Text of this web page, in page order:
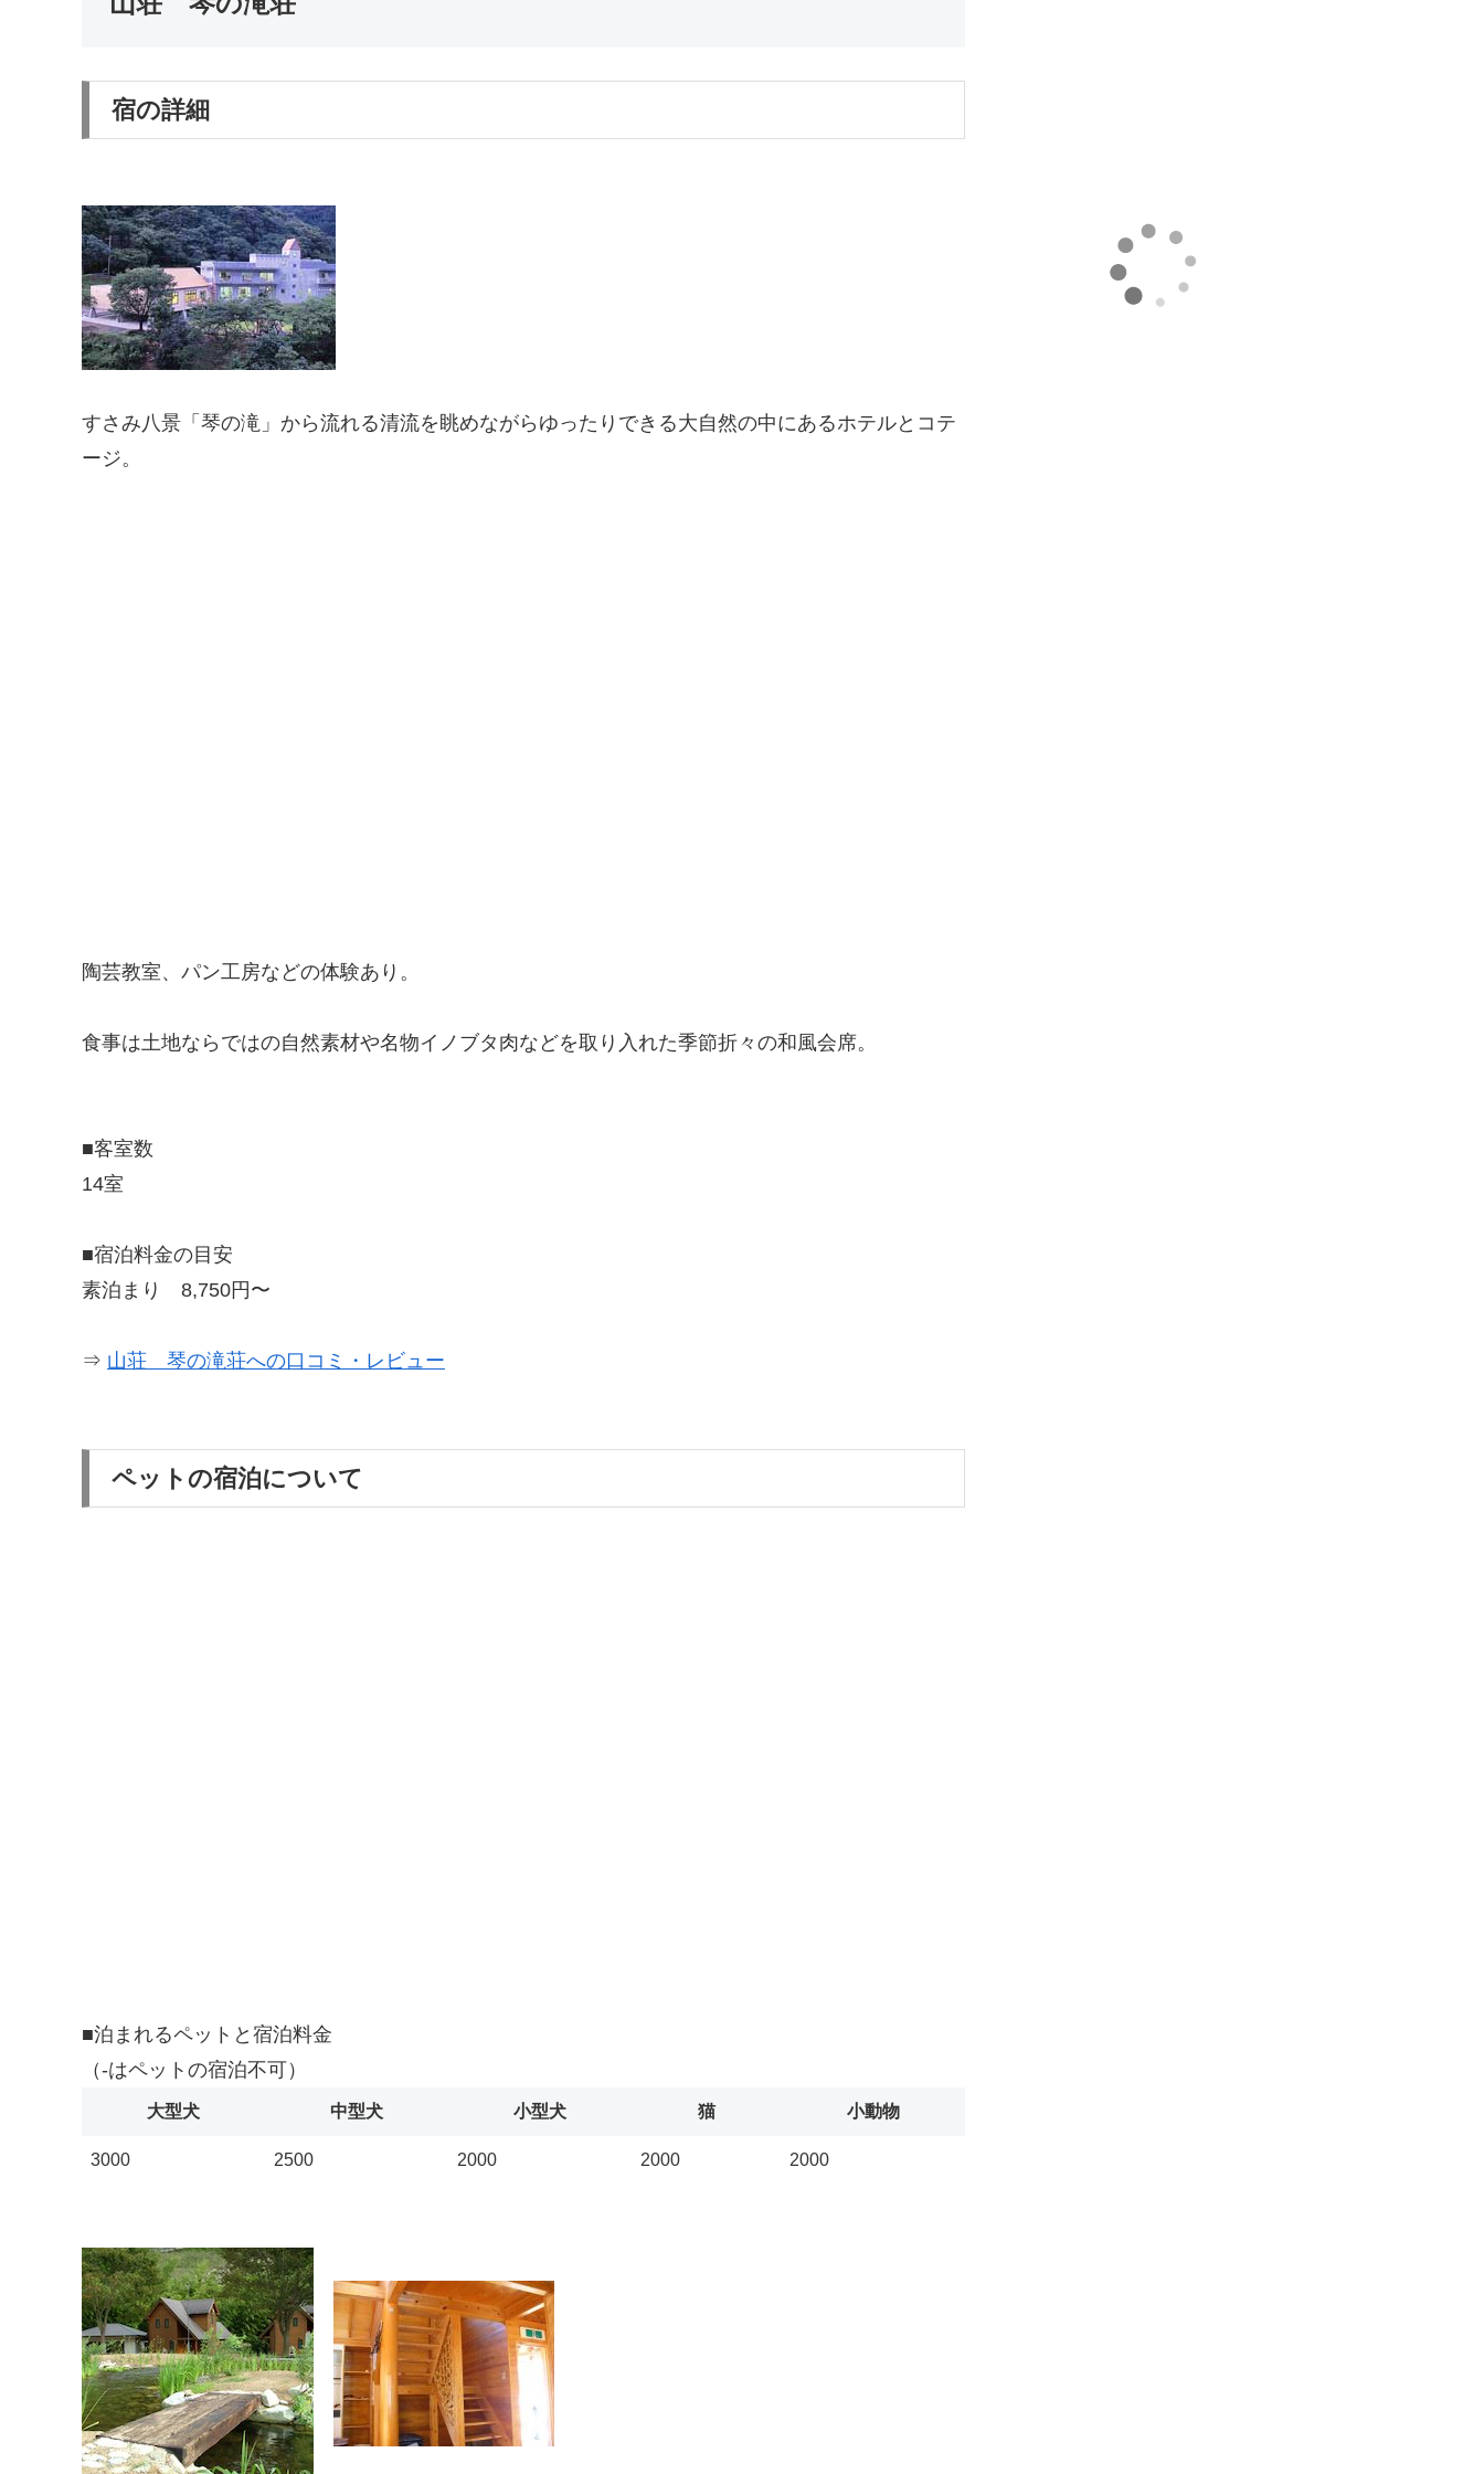
宿の詳細
すさみ八景「琴の滝」から流れる清流を眺めながらゆったりできる大自然の中にあるホテルとコテ
ージ。
陶芸教室、パン工房などの体験あり。
食事は土地ならではの自然素材や名物イノブタ肉などを取り入れた季節折々の和風会席。
■客室数
14室
■宿泊料金の目安
素泊まり 8,750円〜
⇒ 山荘 琴の滝荘への口コミ・レビュー
ペットの宿泊について
■泊まれるペットと宿泊料金
（-はペットの宿泊不可）
大型犬 中型犬 小型犬 猫 小動物
3000 2500 2000 2000 2000